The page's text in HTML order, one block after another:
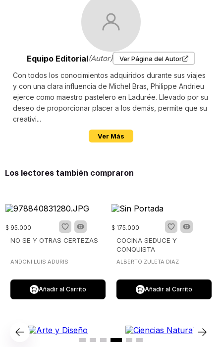
Equipo Editorial(Autor) Ver Página del Autor
Con todos los conocimientos adquiridos durante sus viajes
y con una clara influencia de Michel Bras, Philippe Andrieu
ejerce como maestro pastelero en Ladurée. Llevado por su
deseo de proporcionar placer a los demás, permite que su
creativi...
Ver Más
Los lectores también compraron
$ 95.000
NO SE Y OTRAS CERTEZAS
ANDONI LUIS ADURIS
Añadir al Carrito
$ 175.000
COCINA SEDUCE Y
CONQUISTA
ALBERTO ZULETA DIAZ
Añadir al Carrito